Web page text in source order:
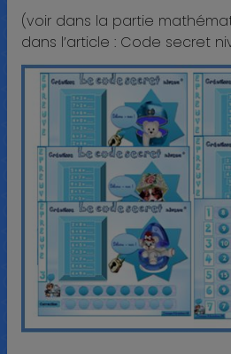
(voir dans la partie
dans l’article : Code secret